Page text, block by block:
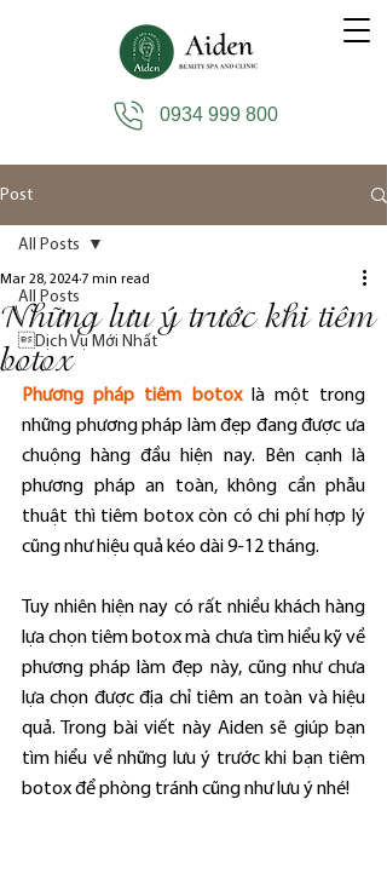
0934 999 800
Post
All Posts
Dịch Vụ Mới Nhất
All Posts
Những lưu ý trước khi tiêm
botox
Mar 28, 2024 7 min read
Phương pháp tiêm botox là một trong
những phương pháp làm đẹp đang được ưa
chuộng hàng đầu hiện nay. Bên cạnh là
phương pháp an toàn, không cần phẫu
thuật thì tiêm botox còn có chi phí hợp lý
cũng như hiệu quả kéo dài 9-12 tháng.
Tuy nhiên hiện nay có rất nhiều khách hàng
lựa chọn tiêm botox mà chưa tìm hiểu kỹ về
phương pháp làm đẹp này, cũng như chưa
lựa chọn được địa chỉ tiêm an toàn và hiệu
quả. Trong bài viết này Aiden sẽ giúp bạn
tìm hiểu về những lưu ý trước khi bạn tiêm
botox để phòng tránh cũng như lưu ý nhé!